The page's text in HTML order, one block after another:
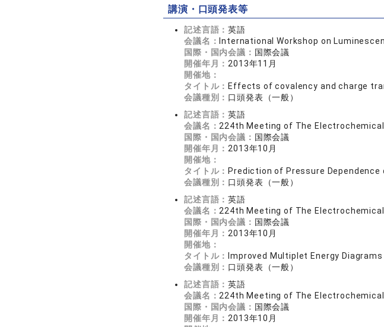
講演・口頭発表等
記述言語：英語
会議名： International Workshop on
国際・国内会議： 国際会議
開催年月： 2013年11月
開催地：
タイトル： Effects of covalency and charge
会議種別： 口頭発表（一般）
記述言語：英語
会議名： 224th Meeting of The
国際・国内会議： 国際会議
開催年月： 2013年10月
開催地：
タイトル： Prediction of Pressure
会議種別： 口頭発表（一般）
記述言語：英語
会議名： 224th Meeting of The
国際・国内会議： 国際会議
開催年月： 2013年10月
開催地：
タイトル：
Improved Multiplet Energy
会議種別： 口頭発表（一般）
記述言語：英語
会議名： 224th Meeting of The
国際・国内会議： 国際会議
開催年月： 2013年10月